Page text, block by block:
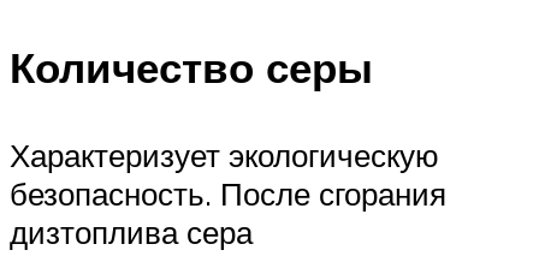
Количество серы
Характеризует экологическую
безопасность. После сгорания
дизтоплива сера